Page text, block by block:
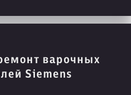
варочных
Siemens